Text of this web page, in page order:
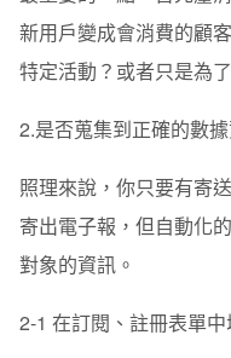
新用戶變成會消費的顧
特定活動？或者只是為
2.是否蒐集到正確的數
照理來說，你只要有寄
寄出電子報，但自動化
對象的資訊。
2-1 在訂閱、註冊表單